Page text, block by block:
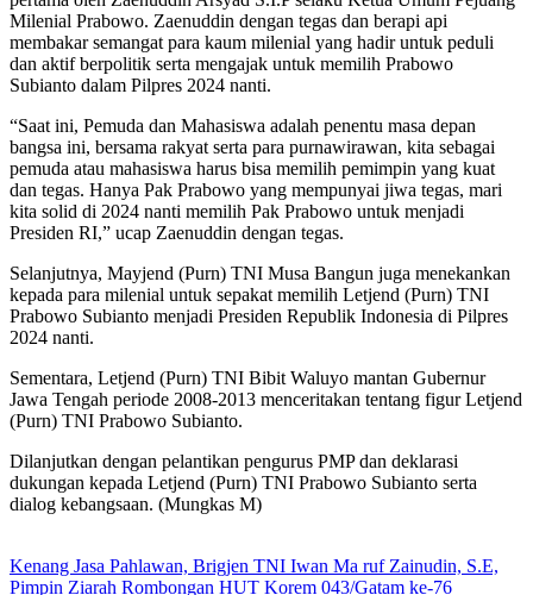
Milenial Prabowo. Zaenuddin dengan tegas dan berapi api
membakar semangat para kaum milenial yang hadir untuk peduli
dan aktif berpolitik serta mengajak untuk memilih Prabowo
Subianto dalam Pilpres 2024 nanti.
“Saat ini, Pemuda dan Mahasiswa adalah penentu masa depan
bangsa ini, bersama rakyat serta para purnawirawan, kita sebagai
pemuda atau mahasiswa harus bisa memilih pemimpin yang kuat
dan tegas. Hanya Pak Prabowo yang mempunyai jiwa tegas, mari
kita solid di 2024 nanti memilih Pak Prabowo untuk menjadi
Presiden RI,” ucap Zaenuddin dengan tegas.
Selanjutnya, Mayjend (Purn) TNI Musa Bangun juga menekankan
kepada para milenial untuk sepakat memilih Letjend (Purn) TNI
Prabowo Subianto menjadi Presiden Republik Indonesia di Pilpres
2024 nanti.
Sementara, Letjend (Purn) TNI Bibit Waluyo mantan Gubernur
Jawa Tengah periode 2008-2013 menceritakan tentang figur Letjend
(Purn) TNI Prabowo Subianto.
Dilanjutkan dengan pelantikan pengurus PMP dan deklarasi
dukungan kepada Letjend (Purn) TNI Prabowo Subianto serta
dialog kebangsaan. (Mungkas M)
Kenang Jasa Pahlawan, Brigjen TNI Iwan Ma ruf Zainudin, S.E,
Pimpin Ziarah Rombongan HUT Korem 043/Gatam ke-76